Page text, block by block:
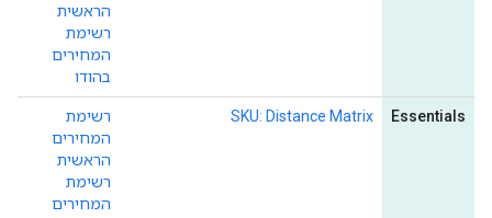
הראשית
רשימת
המחירים
בהודו
Essentials
SKU: Distance Matrix
רשימת
המחירים
הראשית
רשימת
המחירים